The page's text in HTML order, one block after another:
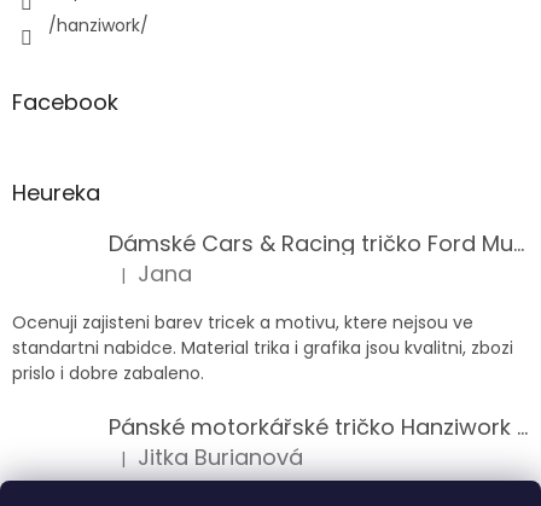
/hanziwork/
Facebook
Heureka
Dámské Cars & Racing tričko Ford Mustang 5. generace
Hodnocení produktu je 5 z 5 hvězdiček.
| Jana
Ocenuji zajisteni barev tricek a motivu, ktere nejsou ve
standartni nabidce. Material trika i grafika jsou kvalitni, zbozi
prislo i dobre zabaleno.
Pánské motorkářské tričko Hanziwork Custom Bobber
Hodnocení produktu je 5 z 5 hvězdiček.
| Jitka Burianová